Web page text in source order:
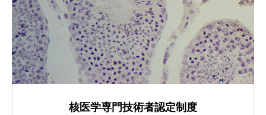
核医学専門技術者認定制度